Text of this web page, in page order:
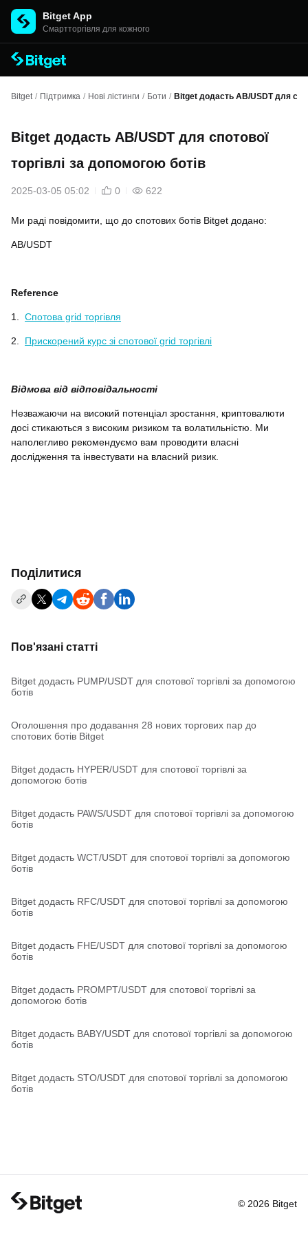
Bitget App
Cмартторгівля для кожного
Bitget / Підтримка / Нові лістинги / Боти / Bitget додасть AB/USDT для
Bitget додасть AB/USDT для спотової
торгівлі за допомогою ботів
2025-03-05 05:02 0 622
Ми раді повідомити, що до спотових ботів Bitget додано:
AB/USDT
Reference
1. Спотова grid торгівля
2. Прискорений курс зі спотової grid торгівлі
Відмова від відповідальності
Незважаючи на високий потенціал зростання, криптовалюти
досі стикаються з високим ризиком та волатильністю. Ми
наполегливо рекомендуємо вам проводити власні
дослідження та інвестувати на власний ризик.
Поділитися
Пов'язані статті
Bitget додасть PUMP/USDT для спотової торгівлі за допомогою
ботів
Оголошення про додавання 28 нових торгових пар до
спотових ботів Bitget
Bitget додасть HYPER/USDT для спотової торгівлі за
допомогою ботів
Bitget додасть PAWS/USDT для спотової торгівлі за допомогою
ботів
Bitget додасть WCT/USDT для спотової торгівлі за допомогою
ботів
Bitget додасть RFC/USDT для спотової торгівлі за допомогою
ботів
Bitget додасть FHE/USDT для спотової торгівлі за допомогою
ботів
Bitget додасть PROMPT/USDT для спотової торгівлі за
допомогою ботів
Bitget додасть BABY/USDT для спотової торгівлі за допомогою
ботів
Bitget додасть STO/USDT для спотової торгівлі за допомогою
ботів
© 2026 Bitget